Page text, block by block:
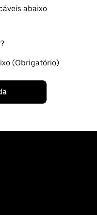
abaixo
(Obrigatório)